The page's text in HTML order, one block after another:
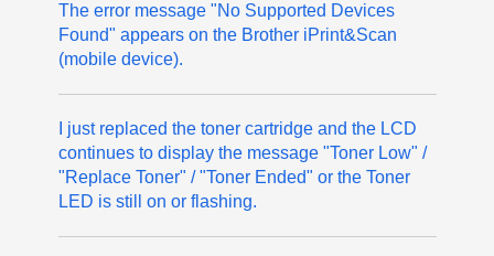
The error message "No Supported Devices
Found" appears on the Brother iPrint&Scan
(mobile device).
I just replaced the toner cartridge and the LCD
continues to display the message "Toner Low" /
"Replace Toner" / "Toner Ended" or the Toner
LED is still on or flashing.